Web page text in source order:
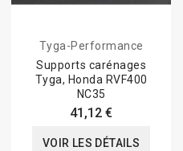
Tyga-Performance
Supports carénages
Tyga, Honda RVF400
NC35
41,12 €
VOIR LES DÉTAILS